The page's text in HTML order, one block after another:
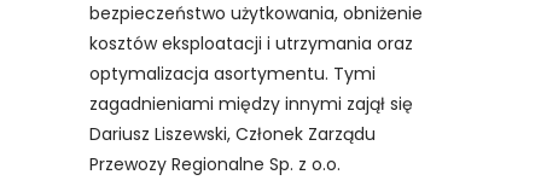
bezpieczeństwo użytkowania, obniżenie
kosztów eksploatacji i utrzymania oraz
optymalizacja asortymentu. Tymi
zagadnieniami między innymi zajął się
Dariusz Liszewski, Członek Zarządu
Przewozy Regionalne Sp. z o.o.